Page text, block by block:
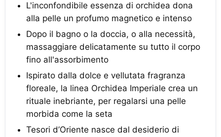
L'inconfondibile essenza di orchidea dona
alla pelle un profumo magnetico e intenso
Dopo il bagno o la doccia, o alla necessità,
massaggiare delicatamente su tutto il corpo
fino all'assorbimento
Ispirato dalla dolce e vellutata fragranza
floreale, la linea Orchidea Imperiale crea un
rituale inebriante, per regalarsi una pelle
morbida come la seta
Tesori d’Oriente nasce dal desiderio di